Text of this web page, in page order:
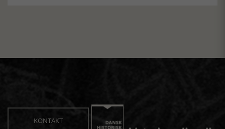
KONTAKT